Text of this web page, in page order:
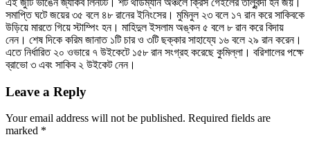
সমাপ্তি ঘটে জয়ের ৩৫ বলে ৪৮ রানের ইনিংসের। মুমিনুল ২৩ বলে ১৭ রান করে সাকিবকে
উড়িয়ে মারতে গিয়ে স্টাম্পিং হন। মাহিদুল ইসলাম অঙ্কন ৫ বলে ৮ রান করে বিদায়
নেন। শেষ দিকে করিম জানাত ১টি চার ও ৩টি ছক্কার সাহায্যে ১৬ বলে ২৯ রান করেন।
এতে নির্ধারিত ২০ ওভারে ৭ উইকেটে ১৫৮ রান সংগ্রহ করেছে কুমিল্লা। বরিশালের পক্ষে
ব্রাভো ৩ এবং সাকিব ২ উইকেট নেন।
Leave a Reply
Your email address will not be published. Required fields are
marked *